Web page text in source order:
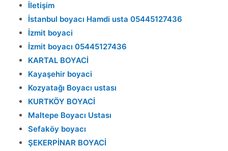
İletişim
İstanbul boyacı Hamdi usta 05445127436
İzmit boyaci
İzmit boyacı 05445127436
KARTAL BOYACİ
Kayaşehir boyaci
Kozyatağı Boyacı ustası
KURTKÖY BOYACİ
Maltepe Boyacı Ustası
Sefaköy boyacı
ŞEKERPİNAR BOYACİ